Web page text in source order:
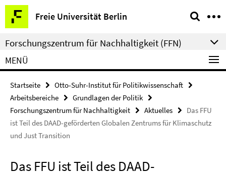
Springe
direkt
zu
Inhalt
Freie Universität Berlin
Service-
Navigation
Forschungszentrum für Nachhaltigkeit (FFN)
MENÜ
Startseite
Otto-Suhr-Institut für Politikwissenschaft
Arbeitsbereiche
Grundlagen der Politik
Forschungszentrum für Nachhaltigkeit
Aktuelles
Das FFU
ist Teil des DAAD-geförderten Globalen Zentrums für Klimaschutz
und Just Transition
Das FFU ist Teil des DAAD-